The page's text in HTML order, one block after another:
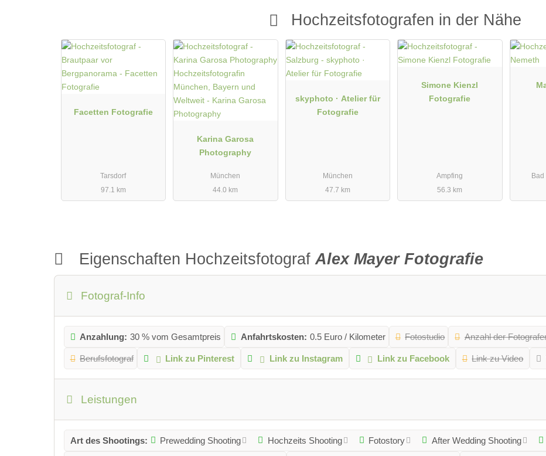
Hochzeitsfotografen in der Nähe
Facetten Fotografie
Tarsdorf
97.1 km
Karina Garosa
Photography
München
44.0 km
skyphoto · Atelier für
Fotografie
München
47.7 km
Simone Kienzl
Fotografie
Ampfing
56.3 km
Eigenschaften HochzeitsfotografAlex Mayer Fotografie
Fotograf-Info
Anzahlung: 30 % vom Gesamtpreis Anfahrtskosten: 0.5 Euro / Kilometer Fotostudio Anzahl der
Berufsfotograf Link zu Pinterest Link zu Instagram Link zu Facebook Link zu Video
Leistungen
Art des Shootings: Prewedding Shooting Hochzeits Shooting Fotostory After Wedding Shooting